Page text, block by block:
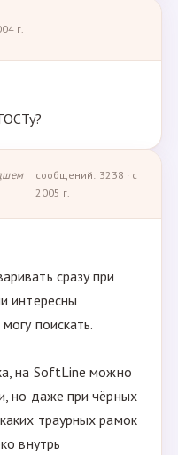
г.
сообщений: 3238 · с
2005 г.
сразу при
интересны
поискать.
на SoftLine можно
но даже при чёрных
траурных рамок
внутрь